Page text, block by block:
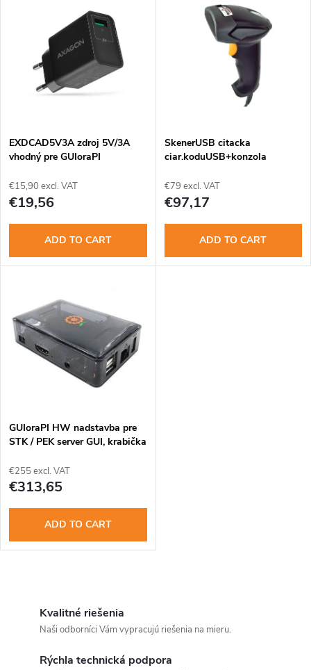
t
s
o
r
i
Alphabetically
o
f
p
o
d
u
t
s
EXDCAD5V3A zdroj 5V/3A
vhodný pre GUIoraPI
€15,90 excl. VAT
€19,56
ADD TO CART
SkenerUSB citacka
ciar.koduUSB+konzola
€79 excl. VAT
€97,17
ADD TO CART
GUIoraPI HW nadstavba pre
STK / PEK server GUI, krabička
€255 excl. VAT
€313,65
ADD TO CART
Kvalitné riešenia
Naši odborníci Vám vypracujú riešenia na mieru.
Rýchla technická podpora